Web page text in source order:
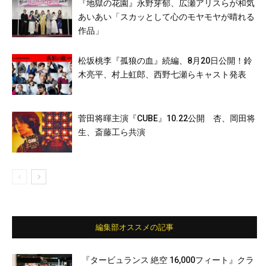
『地獄の花園』永野芽郁、広瀬アリスらが和気
あいあい「スカッとして心のモヤモヤが晴れる
作品」
松坂桃李『孤狼の血』続編、8月20日公開！鈴
木亮平、村上虹郎、西野七瀬らキャスト発表
菅田将暉主演『CUBE』10.22公開 杏、岡田将
生、斎藤工ら共演
編集部オススメの記事
『タービュランス 絶空 16,000フィート』クラ